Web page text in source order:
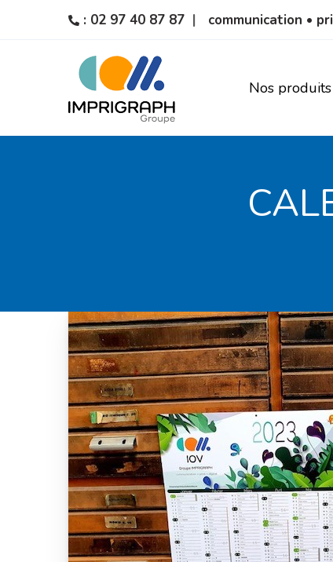
: 02 97 40 87 87 communication •
Nos produits